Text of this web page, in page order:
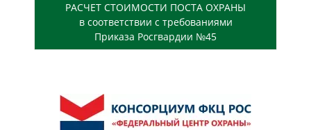
РАСЧЕТ СТОИМОСТИ ПОСТА ОХРАНЫ
в соответствии с требованиями
Приказа Росгвардии №45